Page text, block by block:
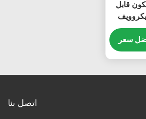
قابل
سعر
اتصل بنا